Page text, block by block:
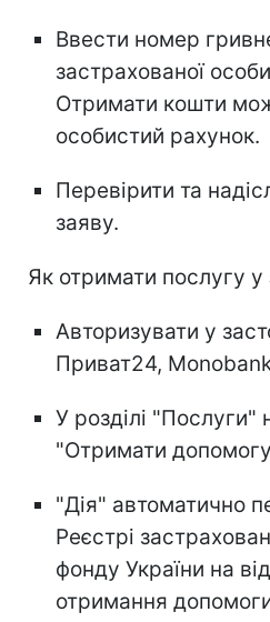
Ввести номер
застрахованої
Отримати кошти
особистий рахунок.
Перевірити та
заяву.
Як отримати послугу у
Авторизувати у
Приват24,
У розділі "Послуги"
"Отримати
"Дія" автоматично
Реєстрі
фонду України на
отримання